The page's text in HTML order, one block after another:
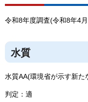
令和8年度調査(令和8年4
水質
水質AA(環境省が示す新
判定：適